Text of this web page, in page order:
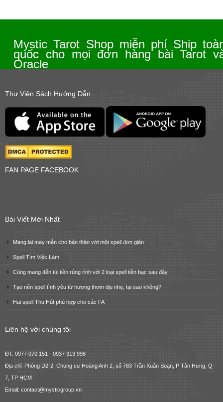
Mystic Tarot Shop miễn phí Ship
quốc cho mọi đơn hàng bài Tarot
Oracle
Thư Viện Sách Hướng Dẫn
FAN PAGE FACEBOOK
Bài Viết Mới Nhất
Mang lại may mắn cho bản thân với một spell đơn giản
Spell Tìm Việc Làm
Cùng mang đến túi tiền rủng rỉnh với 2 loại spell tiền bạc sau đây
Tạo nên spell tình yêu từ hương thơm dịu nhẹ, tại sao không?
Hai spell Thu Hút phù hợp cho các FA
Liên hệ với chúng tôi
ĐT: 0977 070 151 - 0937 313 998
Địa chỉ: Phòng D2-2, Chung cư Hoàng Anh 2, số 783 Trần Xuân Soạn, P Tân Hưng, Q
7, TP HCM
Email: contact@mysticgroup.vn